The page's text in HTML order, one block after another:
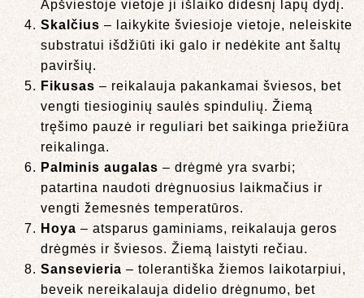
Apšviestoje vietoje ji išlaiko didesnį lapų dydį.
Skalčius – laikykite šviesioje vietoje, neleiskite
substratui išdžiūti iki galo ir nedėkite ant šaltų
paviršių.
Fikusas – reikalauja pakankamai šviesos, bet
vengti tiesioginių saulės spindulių. Žiemą
tręšimo pauzė ir reguliari bet saikinga priežiūra
reikalinga.
Palminis augalas – drėgmė yra svarbi;
patartina naudoti drėgnuosius laikmačius ir
vengti žemesnės temperatūros.
Hoya – atsparus gaminiams, reikalauja geros
drėgmės ir šviesos. Žiemą laistyti rečiau.
Sansevieria – tolerantiška žiemos laikotarpiui,
beveik nereikalauja didelio drėgnumo, bet